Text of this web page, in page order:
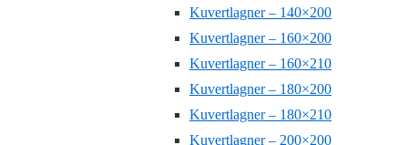
Kuvertlagner – 140×200
Kuvertlagner – 160×200
Kuvertlagner – 160×210
Kuvertlagner – 180×200
Kuvertlagner – 180×210
Kuvertlagner – 200×200